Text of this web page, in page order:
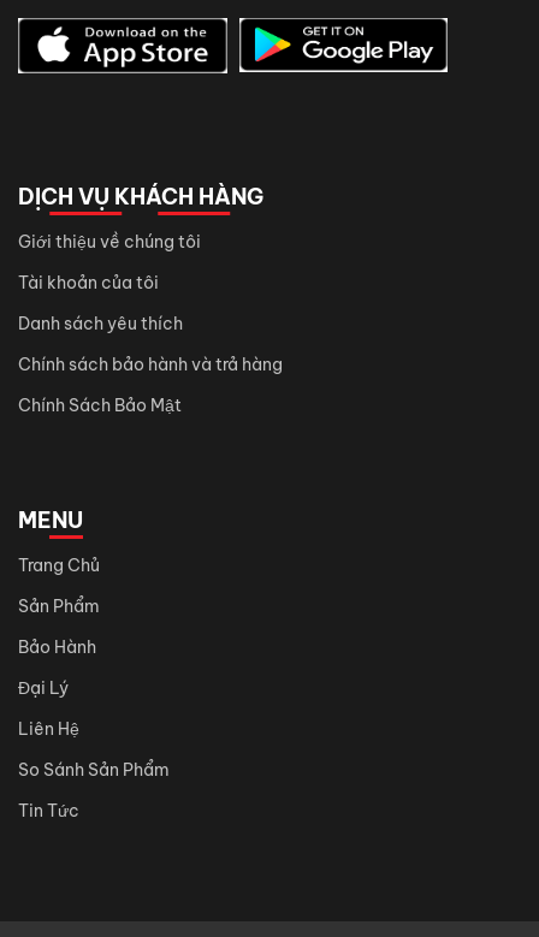
DỊCH VỤ KHÁCH HÀNG
Giới thiệu về chúng tôi
Tài khoản của tôi
Danh sách yêu thích
Chính sách bảo hành và trả hàng
Chính Sách Bảo Mật
MENU
Trang Chủ
Sản Phẩm
Bảo Hành
Đại Lý
Liên Hệ
So Sánh Sản Phẩm
Tin Tức